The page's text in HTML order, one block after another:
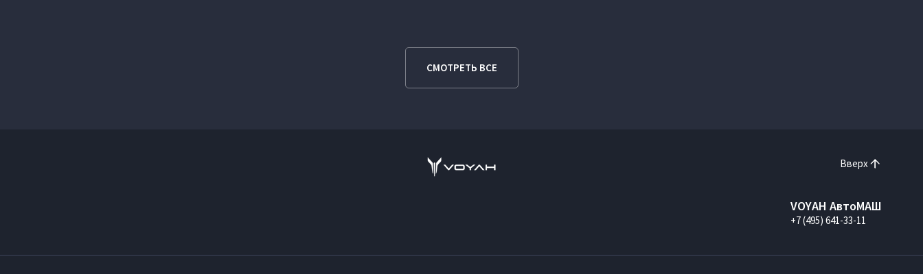
СМОТРЕТЬ ВСЕ
Вверх
VOYAH АвтоМАШ
+7 (495) 641-33-11